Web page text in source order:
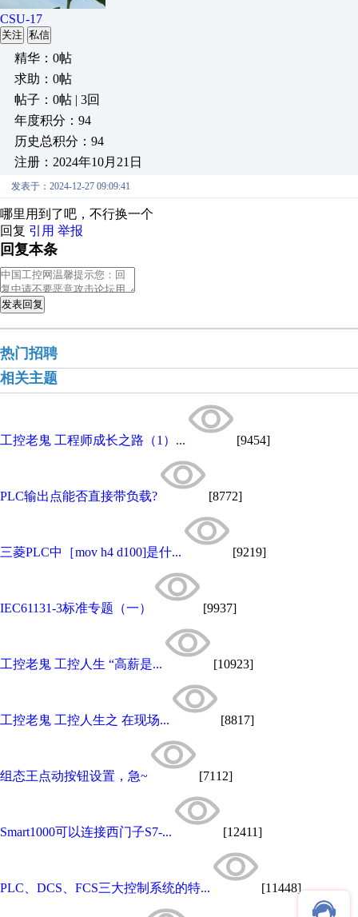
CSU-17
关注 私信
精华：0帖
求助：0帖
帖子：0帖 | 3回
年度积分：94
历史总积分：94
注册：2024年10月21日
发表于：2024-12-27 09:09:41
哪里用到了吧，不行换一个
回复 引用 举报
回复本条
发表回复
热门招聘
相关主题
工控老鬼 工程师成长之路（1）... [9454]
PLC输出点能否直接带负载? [8772]
三菱PLC中［mov h4 d100]是什... [9219]
IEC61131-3标准专题（一） [9937]
工控老鬼 工控人生 “高薪是... [10923]
工控老鬼 工控人生之 在现场... [8817]
组态王点动按钮设置，急~ [7112]
Smart1000可以连接西门子S7-... [12411]
PLC、DCS、FCS三大控制系统的特... [11448]